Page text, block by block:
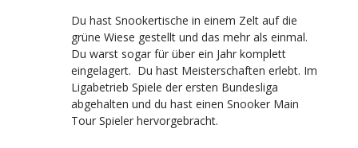
Du hast Snookertische in einem Zelt auf die
grüne Wiese gestellt und das mehr als einmal.
Du warst sogar für über ein Jahr komplett
eingelagert. Du hast Meisterschaften erlebt. Im
Ligabetrieb Spiele der ersten Bundesliga
abgehalten und du hast einen Snooker Main
Tour Spieler hervorgebracht.